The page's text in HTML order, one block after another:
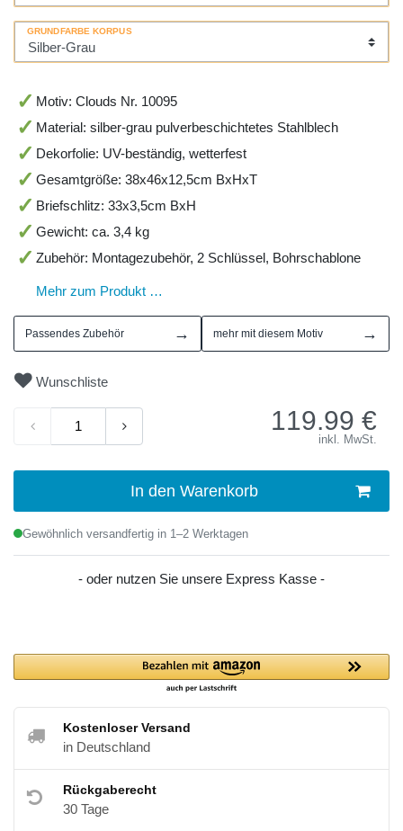
GRUNDFARBE KORPUS
Motiv: Clouds Nr. 10095
Material: silber-grau pulverbeschichtetes Stahlblech
Dekorfolie: UV-beständig, wetterfest
Gesamtgröße: 38x46x12,5cm BxHxT
Briefschlitz: 33x3,5cm BxH
Gewicht: ca. 3,4 kg
Zubehör: Montagezubehör, 2 Schlüssel, Bohrschablone
Mehr zum Produkt …
Passendes Zubehör → mehr mit diesem Motiv →
Wunschliste
119.99 €
inkl. MwSt.
In den Warenkorb
Gewöhnlich versandfertig in 1–2 Werktagen
- oder nutzen Sie unsere Express Kasse -
Kostenloser Versand
in Deutschland
Rückgaberecht
30 Tage